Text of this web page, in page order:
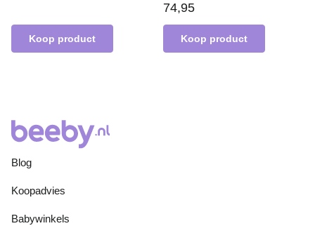
Koop product
74,95
Koop product
Blog
Koopadvies
Babywinkels